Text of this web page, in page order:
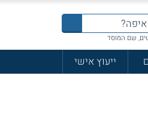
שם המוסד
ייעוץ אישי